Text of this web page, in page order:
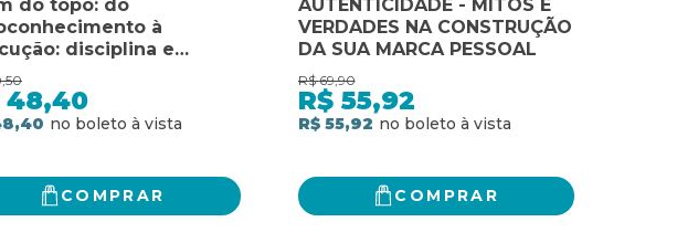
do topo: do
à
disciplina e
para a
de uma carreira
48,40
COMPRAR
AUTENTICIDADE - MITOS E
VERDADES NA CONSTRUÇÃO
DA SUA MARCA PESSOAL
R$ 69,90
R$ 55,92
R$ 55,92
COMPRAR